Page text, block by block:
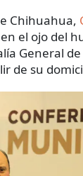
Chihuahua,
el ojo del
General de
de su